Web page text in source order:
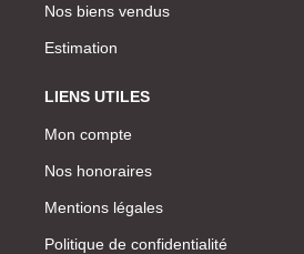
Nos biens vendus
Estimation
LIENS UTILES
Mon compte
Nos honoraires
Mentions légales
Politique de confidentialité